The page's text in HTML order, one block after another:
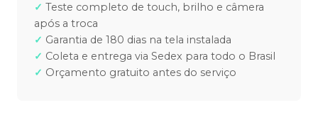
Teste completo de touch, brilho e câmera
após a troca
Garantia de 180 dias na tela instalada
Coleta e entrega via Sedex para todo o Brasil
Orçamento gratuito antes do serviço